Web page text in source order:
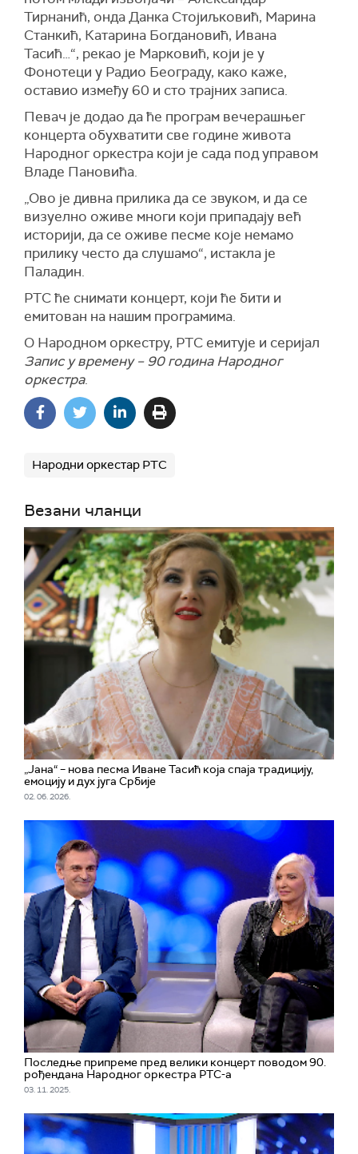
Тирнанић, онда Данка Стојиљковић, Марина
Станкић, Катарина Богдановић, Ивана
Тасић…“, рекао је Марковић, који је у
Фонотеци у Радио Београду, како каже,
оставио између 60 и сто трајних записа.
Певач је додао да ће програм вечерашњег
концерта обухватити све године живота
Народног оркестра који је сада под управом
Владе Пановића.
„Ово је дивна прилика да се звуком, и да се
визуелно оживе многи који припадају већ
историји, да се оживе песме које немамо
прилику често да слушамо“, истакла је
Паладин.
РТС ће снимати концерт, који ће бити и
емитован на нашим програмима.
О Народном оркестру, РТС емитује и серијал
Запис у времену – 90 година Народног
оркестра.
Народни оркестар РТС
Везани чланци
„Јана“ – нова песма Иване Тасић која спаја традицију,
емоцију и дух југа Србије
02. 06. 2026.
Последње припреме пред велики концерт поводом 90.
рођендана Народног оркестра РТС-а
03. 11. 2025.